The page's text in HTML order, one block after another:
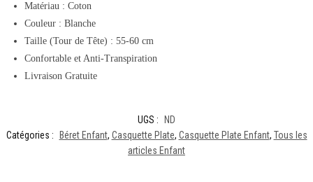
Matériau : Coton
Couleur : Blanche
Taille (Tour de Tête) : 55-60 cm
Confortable et Anti-Transpiration
Livraison Gratuite
UGS :
ND
Catégories :
Béret Enfant, Casquette Plate, Casquette Plate Enfant, Tous les
articles Enfant